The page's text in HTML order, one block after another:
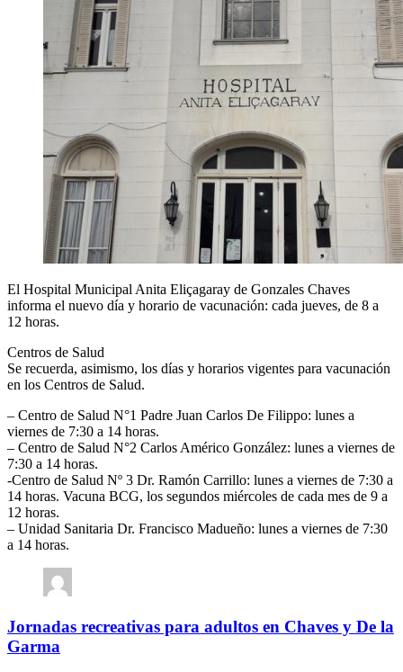
El Hospital Municipal Anita Eliçagaray de Gonzales Chaves
informa el nuevo día y horario de vacunación: cada jueves, de 8 a
12 horas.
Centros de Salud
Se recuerda, asimismo, los días y horarios vigentes para vacunación
en los Centros de Salud.
– Centro de Salud N°1 Padre Juan Carlos De Filippo: lunes a
viernes de 7:30 a 14 horas.
– Centro de Salud N°2 Carlos Américo González: lunes a viernes de
7:30 a 14 horas.
-Centro de Salud Nº 3 Dr. Ramón Carrillo: lunes a viernes de 7:30 a
14 horas. Vacuna BCG, los segundos miércoles de cada mes de 9 a
12 horas.
– Unidad Sanitaria Dr. Francisco Madueño: lunes a viernes de 7:30
a 14 horas.
Jornadas recreativas para adultos en Chaves y De la
Garma